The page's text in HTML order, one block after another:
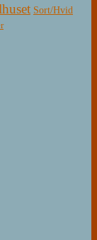
Sort/Hvid